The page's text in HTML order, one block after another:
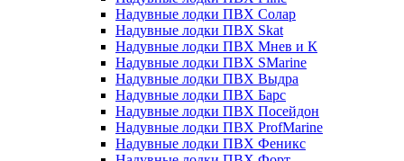
Надувные лодки ПВХ Солар
Надувные лодки ПВХ Skat
Надувные лодки ПВХ Мнев и К
Надувные лодки ПВХ SMarine
Надувные лодки ПВХ Выдра
Надувные лодки ПВХ Барс
Надувные лодки ПВХ Посейдон
Надувные лодки ПВХ ProfMarine
Надувные лодки ПВХ Феникс